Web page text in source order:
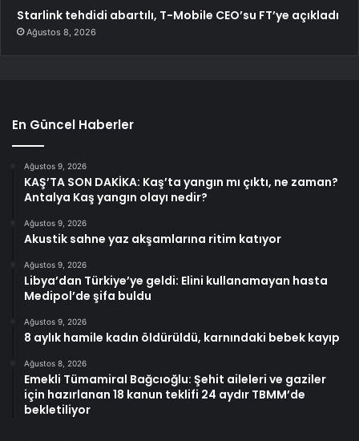
Starlink tehdidi abartılı, T-Mobile CEO’su FT’ye açıkladı
Ağustos 8, 2026
En Güncel Haberler
Ağustos 9, 2026
KAŞ’TA SON DAKİKA: Kaş’ta yangın mı çıktı, ne zaman?
Antalya Kaş yangın olayı nedir?
Ağustos 9, 2026
Akustik sahne yaz akşamlarına ritim katıyor
Ağustos 9, 2026
Libya’dan Türkiye’ye geldi: Elini kullanamayan hasta
Medipol’de şifa buldu
Ağustos 9, 2026
8 aylık hamile kadın öldürüldü, karnındaki bebek kayıp
Ağustos 8, 2026
Emekli Tümamiral Bağcıoğlu: Şehit aileleri ve gaziler
için hazırlanan 18 kanun teklifi 24 aydır TBMM’de
bekletiliyor